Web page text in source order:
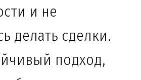
и не
делать сделки.
подход,